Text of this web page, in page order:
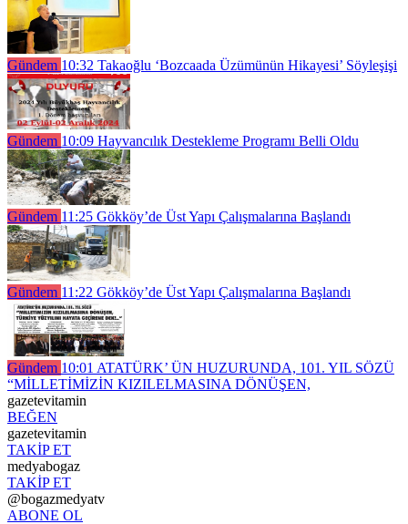
Gündem 10:32 Takaoğlu ‘Bozcaada Üzümünün Hikayesi’ Söyleşişi
Gündem 10:09 Hayvancılık Destekleme Programı Belli Oldu
Gündem 11:25 Gökköy’de Üst Yapı Çalışmalarına Başlandı
Gündem 11:22 Gökköy’de Üst Yapı Çalışmalarına Başlandı
Gündem 10:01 ATATÜRK’ ÜN HUZURUNDA, 101. YIL SÖZÜ
“MİLLETİMİZİN KIZILELMASINA DÖNÜŞEN,
gazetevitamin
BEĞEN
gazetevitamin
TAKİP ET
medyabogaz
TAKİP ET
@bogazmedyatv
ABONE OL